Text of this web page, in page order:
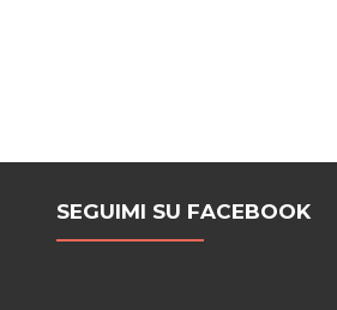
SEGUIMI SU FACEBOOK